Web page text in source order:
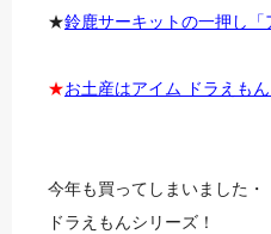
★鈴鹿サーキットの一押し「
★お土産はアイム ドラえも
今年も買ってしまいました・
ドラえもんシリーズ！